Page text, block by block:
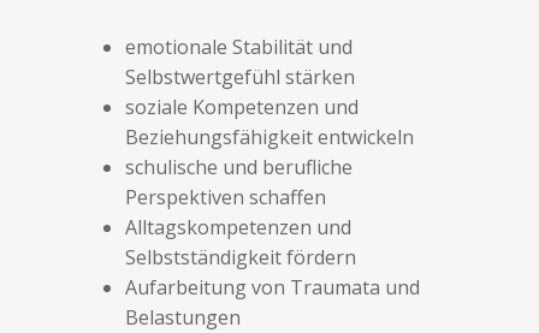
emotionale Stabilität und
Selbstwertgefühl stärken
soziale Kompetenzen und
Beziehungsfähigkeit entwickeln
schulische und berufliche
Perspektiven schaffen
Alltagskompetenzen und
Selbstständigkeit fördern
Aufarbeitung von Traumata und
Belastungen